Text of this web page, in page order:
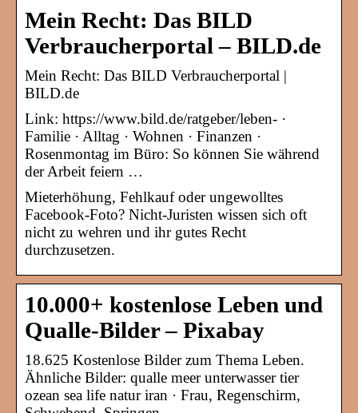
Mein Recht: Das BILD
Verbraucherportal – BILD.de
Mein Recht: Das BILD Verbraucherportal |
BILD.de
Link: https://www.bild.de/ratgeber/leben- ·
Familie · Alltag · Wohnen · Finanzen ·
Rosenmontag im Büro: So können Sie während
der Arbeit feiern …
Mieterhöhung, Fehlkauf oder ungewolltes
Facebook-Foto? Nicht-Juristen wissen sich oft
nicht zu wehren und ihr gutes Recht
durchzusetzen.
10.000+ kostenlose Leben und
Qualle-Bilder – Pixabay
18.625 Kostenlose Bilder zum Thema Leben.
Ähnliche Bilder: qualle meer unterwasser tier
ozean sea life natur iran · Frau, Regenschirm,